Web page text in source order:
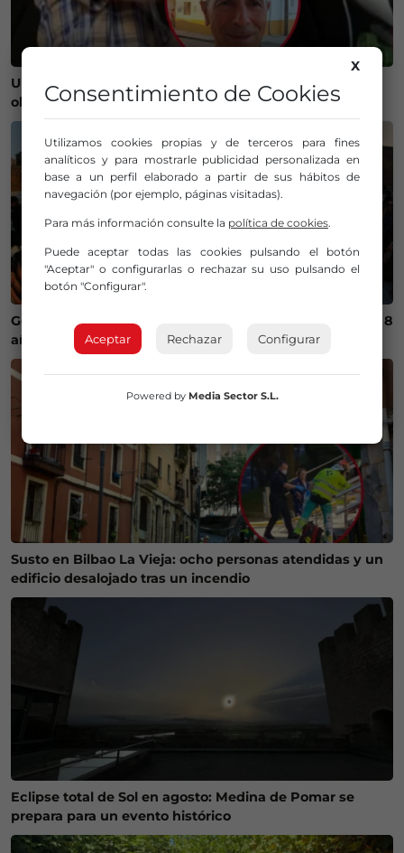
Un bilbaíno invierte 100.000 euros en crear un
observatorio que será protagonista del eclipse
Getxo recupera un campeonato internacional de skate 8
años después
Susto en Bilbao La Vieja: ocho personas atendidas y un
edificio desalojado tras un incendio
Eclipse total de Sol en agosto: Medina de Pomar se
prepara para un evento histórico
X
Consentimiento de Cookies
Utilizamos cookies propias y de terceros para fines
analíticos y para mostrarle publicidad personalizada en
base a un perfil elaborado a partir de sus hábitos de
navegación (por ejemplo, páginas visitadas).
Para más información consulte la política de cookies.
Puede aceptar todas las cookies pulsando el botón
"Aceptar" o configurarlas o rechazar su uso pulsando el
botón "Configurar".
Aceptar Rechazar Configurar
Powered by Media Sector S.L.